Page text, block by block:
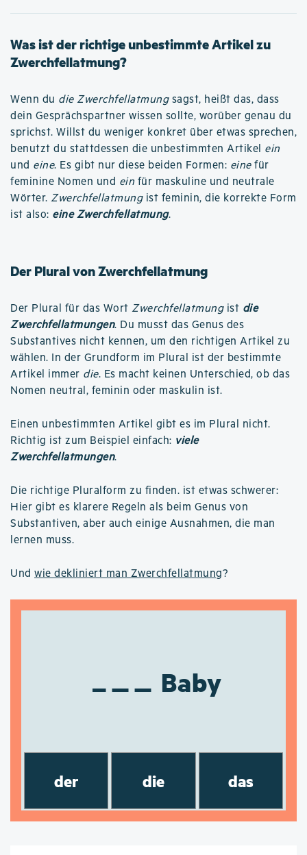
Was ist der richtige unbestimmte Artikel zu
Zwerchfellatmung?
Wenn du die Zwerchfellatmungsagst, heißt das, dass
dein Gesprächspartner wissen sollte, worüber genau du
sprichst. Willst du weniger konkret über etwas sprechen,
benutzt du stattdessen die unbestimmten Artikel ein
und eine. Es gibt nur diese beiden Formen: einefür
feminine Nomen und ein für maskuline und neutrale
Wörter. Zwerchfellatmungist feminin, die korrekte Form
ist also: eine Zwerchfellatmung.
Der Plural von Zwerchfellatmung
Der Plural für das Wort Zwerchfellatmungist die
Zwerchfellatmungen. Du musst das Genus des
Substantives nicht kennen, um den richtigen Artikel zu
wählen. In der Grundform im Plural ist der bestimmte
Artikel immer die. Es macht keinen Unterschied, ob das
Nomen neutral, feminin oder maskulin ist.
Einen unbestimmten Artikel gibt es im Plural nicht.
Richtig ist zum Beispiel einfach: viele
Zwerchfellatmungen.
Die richtige Pluralform zu finden. ist etwas schwerer:
Hier gibt es klarere Regeln als beim Genus von
Substantiven, aber auch einige Ausnahmen, die man
lernen muss.
Und wie dekliniert man Zwerchfellatmung?
Baby
der die das